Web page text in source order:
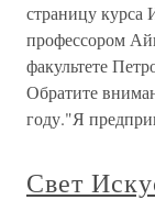
страницу курса
профессором
факультете
Обратите
году."Я
Свет